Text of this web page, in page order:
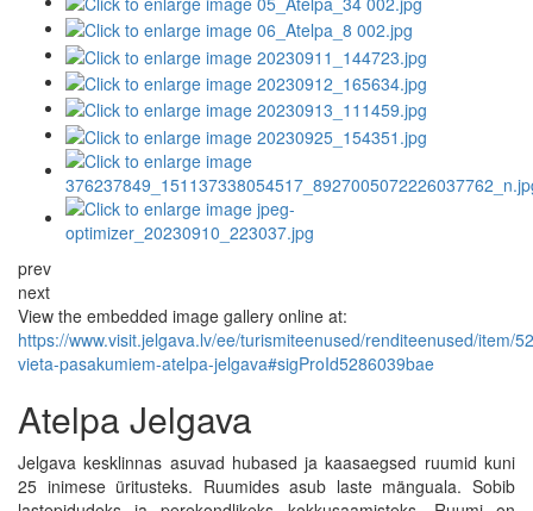
prev
next
View the embedded image gallery online at:
https://www.visit.jelgava.lv/ee/turismiteenused/renditeenused/item/
vieta-pasakumiem-atelpa-jelgava#sigProId5286039bae
Atelpa Jelgava
Jelgava kesklinnas asuvad hubased ja kaasaegsed ruumid kuni
25 inimese üritusteks. Ruumides asub laste mänguala. Sobib